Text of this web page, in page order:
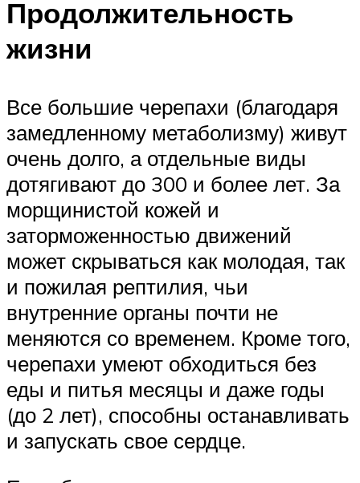
Продолжительность
жизни
Все большие черепахи (благодаря
замедленному метаболизму) живут
очень долго, а отдельные виды
дотягивают до 300 и более лет. За
морщинистой кожей и
заторможенностью движений
может скрываться как молодая, так
и пожилая рептилия, чьи
внутренние органы почти не
меняются со временем. Кроме того,
черепахи умеют обходиться без
еды и питья месяцы и даже годы
(до 2 лет), способны останавливать
и запускать свое сердце.